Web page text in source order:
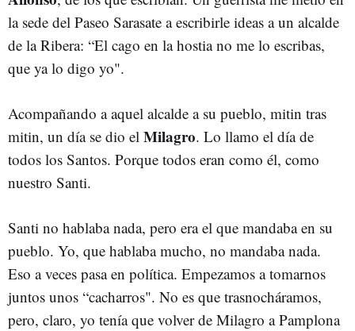
la sede del Paseo Sarasate a escribirle ideas a un alcalde
de la Ribera: “El cago en la hostia no me lo escribas,
que ya lo digo yo".
Acompañando a aquel alcalde a su pueblo, mitin tras
mitin, un día se dio el Milagro. Lo llamo el día de
todos los Santos. Porque todos eran como él, como
nuestro Santi.
Santi no hablaba nada, pero era el que mandaba en su
pueblo. Yo, que hablaba mucho, no mandaba nada.
Eso a veces pasa en política. Empezamos a tomarnos
juntos unos “cacharros". No es que trasnocháramos,
pero, claro, yo tenía que volver de Milagro a Pamplona